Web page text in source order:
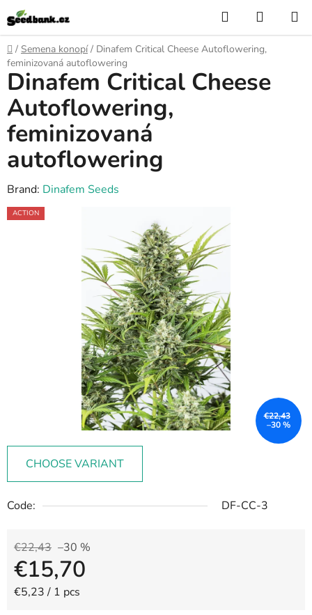
Skip
to
content
Search
CART
Home
/ Semena konopí / Dinafem Critical Cheese Autoflowering,
feminizovaná autoflowering
CHOOSE VARIANT
Code: DF-CC-3
€22,43 –30 %
€15,70
Measure price:
€5,23 / 1 pcs
Dinafem Critical Cheese
Autoflowering,
feminizovaná
autoflowering
Brand: Dinafem Seeds
ACTION
€22,43
–30 %